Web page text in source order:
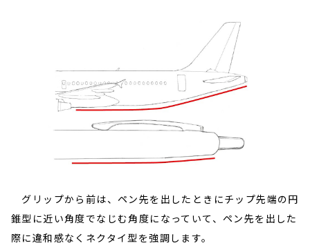
グリップから前は、ペン先を出したときにチップ先端の円
錐型に近い角度でなじむ角度になっていて、ペン先を出した
際に違和感なくネクタイ型を強調します。